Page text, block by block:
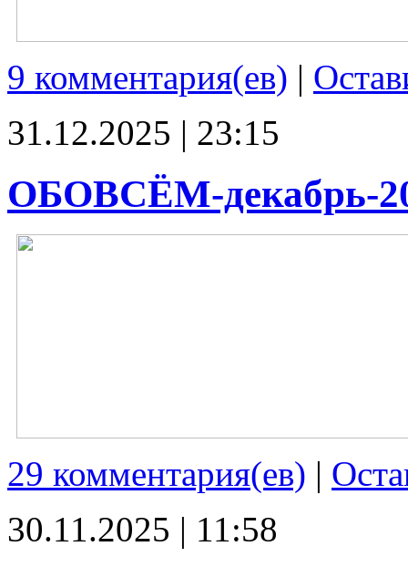
9 комментария(ев) |
31.12.2025 | 23:15
ОБОВСЁМ-декабрь-
29 комментария(ев) |
30.11.2025 | 11:58